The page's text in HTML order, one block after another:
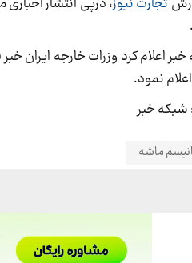
اعلام کرد وزرات خارجه ایران
نمود.
شبکه خبر
ماشه